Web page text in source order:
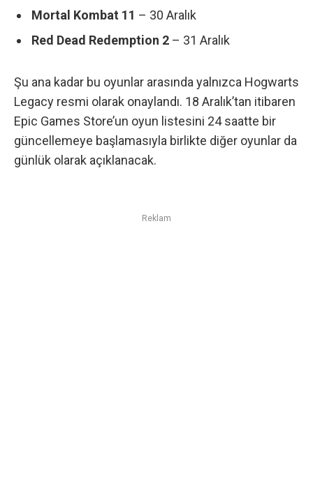
Mortal Kombat 11 – 30 Aralık
Red Dead Redemption 2 – 31 Aralık
Şu ana kadar bu oyunlar arasında yalnızca Hogwarts
Legacy resmi olarak onaylandı. 18 Aralık’tan itibaren
Epic Games Store’un oyun listesini 24 saatte bir
güncellemeye başlamasıyla birlikte diğer oyunlar da
günlük olarak açıklanacak.
Reklam